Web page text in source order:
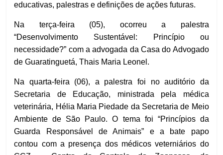
educativas, palestras e definições de ações futuras.
Na terça-feira (05), ocorreu a palestra
“Desenvolvimento Sustentável: Princípio ou
necessidade?” com a advogada da Casa do Advogado
de Guaratinguetá, Thais Maria Leonel.
Na quarta-feira (06), a palestra foi no auditório da
Secretaria de Educação, ministrada pela médica
veterinária, Hélia Maria Piedade da Secretaria de Meio
Ambiente de São Paulo. O tema foi “Princípios da
Guarda Responsável de Animais” e a bate papo
contou com a presença dos médicos veterniários do